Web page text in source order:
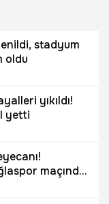
Saraçoğlu
hakkında da
stadyum
oldu
yıkıldı!
yetti
maçında